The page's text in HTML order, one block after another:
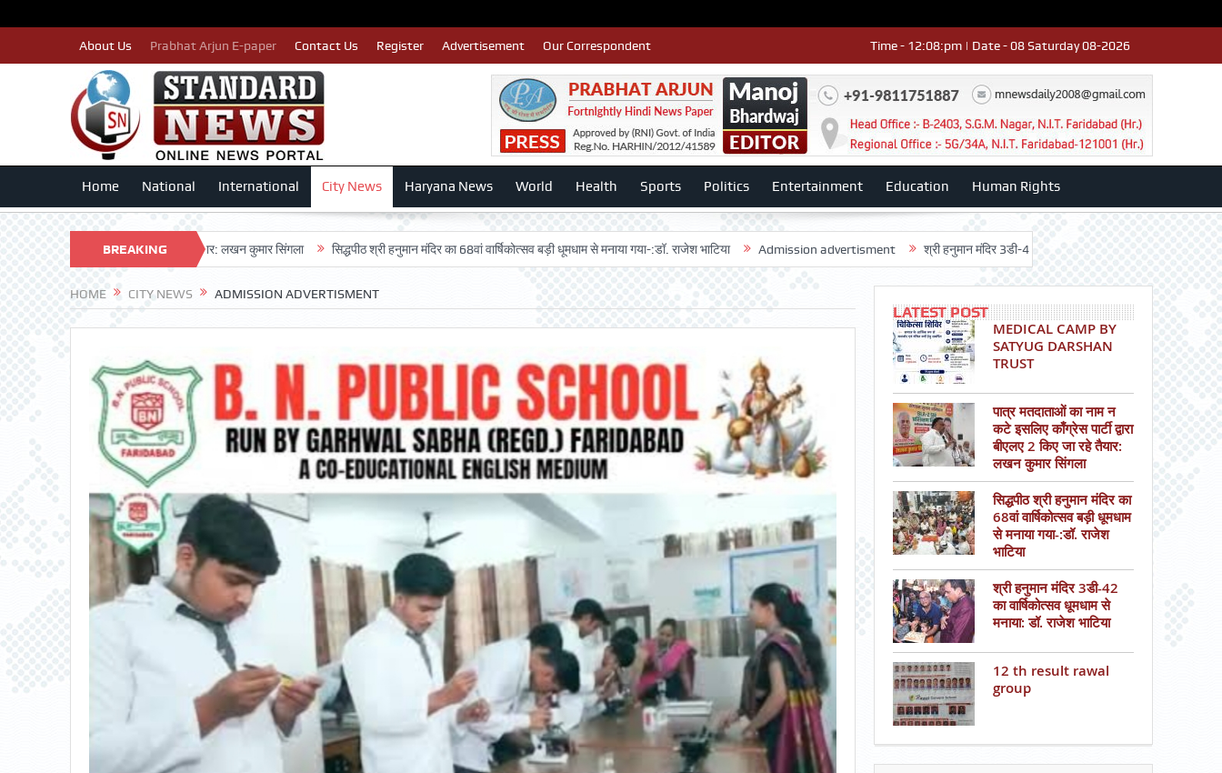
About Us Prabhat Arjun E-paper Contact Us Register Advertisement Our Correspondent Time - 12:08:pm | Date - 08 Saturday 08-2026
Home National International City News Haryana News World Health Sports Politics Entertainment Education Human Rights
BREAKING
NEWS
बीएलए 2 किए जा रहे तैयार: लखन कुमार सिंगला सिद्धपीठ श्री हनुमान मंदिर का 68वां वार्षिकोत्सव बड़ी धूमधाम से मनाया गया-:डॉ. राजेश भाटिया Admission advertisment श्री हनुमान मंदिर 3डी-42 का वार्षिकोत्सव धूमधाम से मनाया: डॉ. राजेश भाटिया
HOME CITY NEWS ADMISSION ADVERTISMENT
LATEST POST
MEDICAL CAMP BY
SATYUG DARSHAN
TRUST
पात्र मतदाताओं का नाम न
कटे इसलिए काँग्रेस पार्टी द्वारा
बीएलए 2 किए जा रहे तैयार:
लखन कुमार सिंगला
सिद्धपीठ श्री हनुमान मंदिर का
68वां वार्षिकोत्सव बड़ी धूमधाम
से मनाया गया-:डॉ. राजेश
भाटिया
श्री हनुमान मंदिर 3डी-42
का वार्षिकोत्सव धूमधाम से
मनाया: डॉ. राजेश भाटिया
12 th result rawal
group